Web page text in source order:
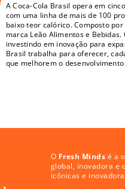
A Coca-Cola Brasil opera em
com uma linha de mais de 100
baixo teor calórico. Composto
marca Leão Alimentos e
investindo em inovação para
Brasil trabalha para oferecer,
que melhorem o
O Fresh Minds é a
global, inovadora e
icônicas e